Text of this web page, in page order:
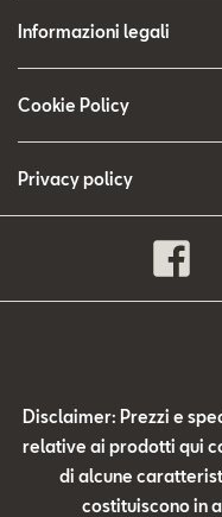
Informazioni legali
Cookie Policy
Privacy policy
Disclaimer: Prezzi e
relative ai prodotti qui
di alcune
costituiscono in